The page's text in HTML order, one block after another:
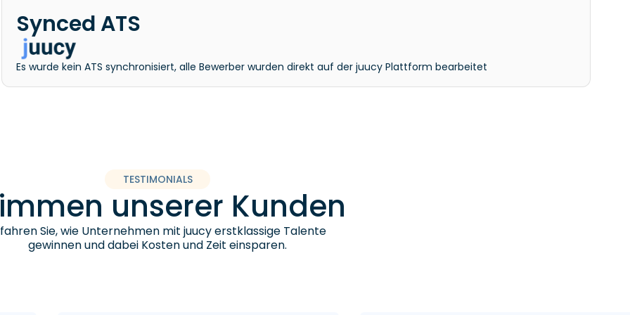
Synced ATS
Es wurde kein ATS synchronisiert, alle Bewerber wurden direkt auf der juucy Plattform bearbeitet
TESTIMONIALS
unserer Kunden
Sie, wie Unternehmen mit juucy erstklassige Talente
gewinnen und dabei Kosten und Zeit einsparen.